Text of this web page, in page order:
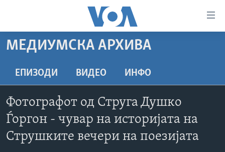
пристапност
содржина
Премини
до
страната
ДОМА
РУБРИКИ
МАКЕДОНИЈА
СВЕТ
ЕКОНОМИЈА
ДОКУМЕНТАРЦИ
АРХИВИРАНА ПРОГРАМА
NEWSFLASH - АРХИВА
ЗА НАС
МЕДИУМСКА АРХИВА
ЕПИЗОДИ ВИДЕО ИНФО
Фотографот од Струга Душко
Ѓоргон - чувар на историјата на
Струшките вечери на поезијата